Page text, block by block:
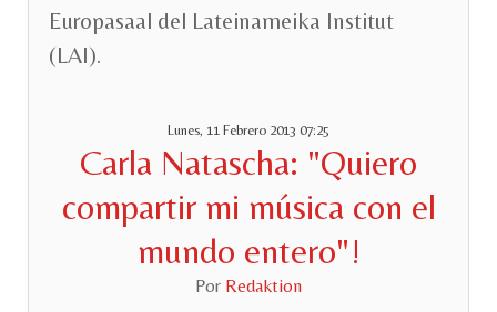
Europasaal del Lateinameika Institut
(LAI).
Lunes, 11 Febrero 2013 07:25
Carla Natascha: "Quiero
compartir mi música con el
mundo entero"!
Por Redaktion